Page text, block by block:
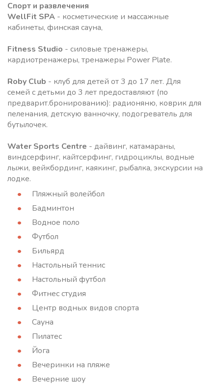
Спорт и развлечения
WellFit SPA - косметические и массажные
кабинеты, финская сауна,
Fitness Studio - силовые тренажеры,
кардиотренажеры, тренажеры Power Plate.
Roby Club - клуб для детей от 3 до 17 лет. Для
семей с детьми до 3 лет предоставляют (по
предварит.бронированию): радионяню, коврик для
пеленания, детскую ванночку, подогреватель для
бутылочек.
Water Sports Centre - дайвинг, катамараны,
виндсерфинг, кайтсерфинг, гидроциклы, водные
лыжи, вейкбординг, каякинг, рыбалка, экскурсии на
лодке.
Пляжный волейбол
Бадминтон
Водное поло
Футбол
Бильярд
Настольный теннис
Настольный футбол
Фитнес студия
Центр водных видов спорта
Сауна
Пилатес
Йога
Вечеринки на пляже
Вечерние шоу